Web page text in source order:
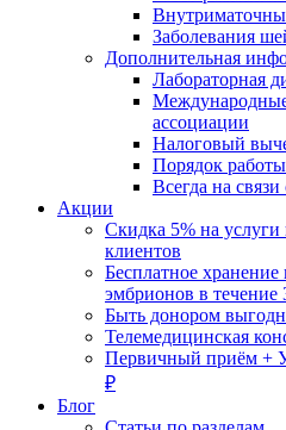
Заболевания
Дополнительная
Лабораторная
ассоциации
Налоговый
Порядок
Всегда на
Акции
Скидка 5% на
клиентов
Бесплатное
эмбрионов в течение
Быть донором
Телемедицинская
Первичный приём +
₽
Блог